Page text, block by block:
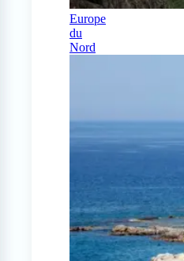
Europe
du
Nord